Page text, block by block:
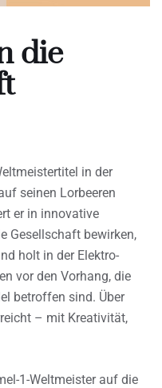
die
in der
seinen Lorbeeren
er in innovative
Gesellschaft bewirken,
holt in der Elektro-
vor den Vorhang, die
betroffen sind. Über
– mit Kreativität,
1-Weltmeister auf die